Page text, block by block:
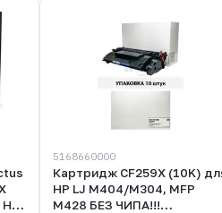
5168660000
Картридж CF259X (10K)
HP LJ M404/M304, MFP
M428 БЕЗ ЧИПА!!!